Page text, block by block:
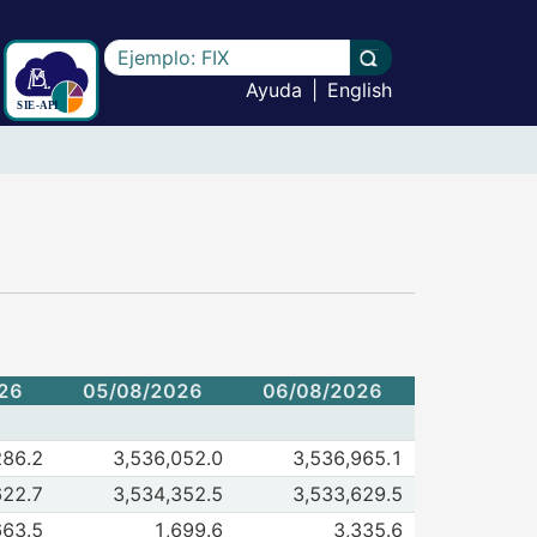
Escriba el texto a buscar
Llevar a cabo la
Ayuda
English
05/08/2026 06/08/2026
de Base monetaria
08/2026 06/08/2026
3,536,052.0 3,536,965.1
de Billetes y monedas en circulación 1/
08/2026 06/08/2026
3,534,352.5 3,533,629.5
de Depósitos bancarios en cuenta corriente 2/
08/2026 06/08/2026
1,699.6
3,335.6